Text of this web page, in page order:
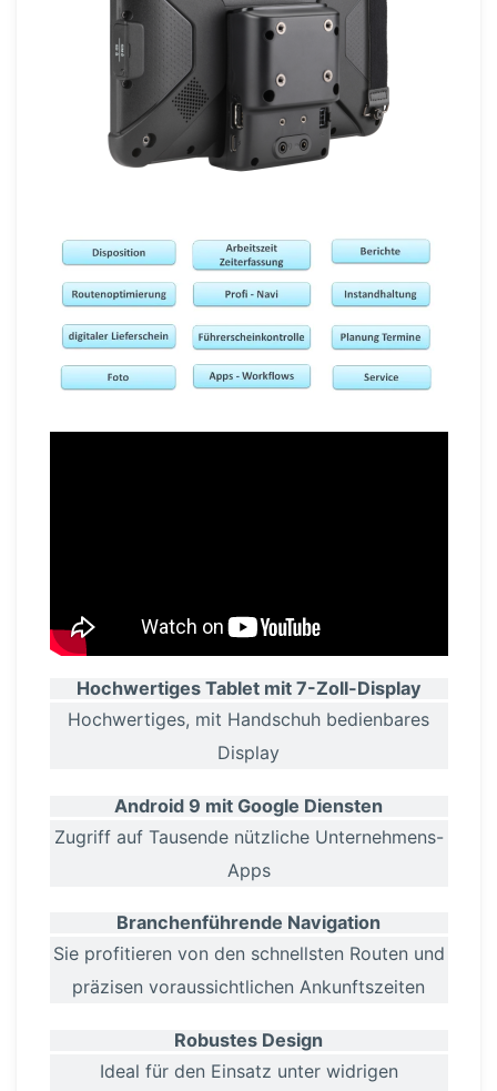
Hochwer­tiges Tablet mit 7-Zoll-Display
Hochwer­tiges, mit Handschuh ­be­dien­bares
Display
Android 9 mit Google Diensten
Zugriff auf Tausende nützliche Unter­neh­mens-
Apps
Branchen­füh­rende Navigation
Sie profitieren von den schnellsten Routen und
präzisen voraus­sicht­lichen Ankunfts­zeiten
Robustes Design
Ideal für den Einsatz unter widrigen